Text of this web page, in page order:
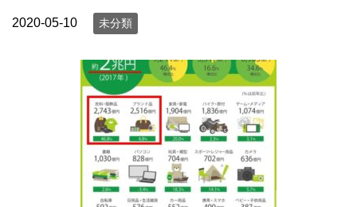
2020-05-10 未分類